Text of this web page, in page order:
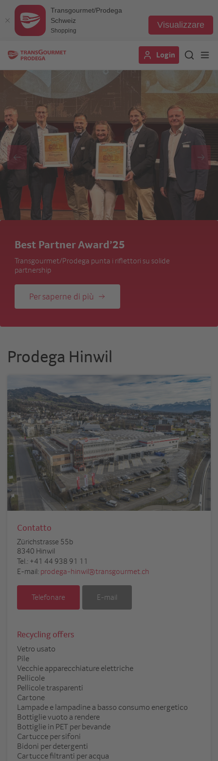
Transgourmet/Prodega
Schweiz
Shopping
Visualizzare
principale
Login
Best Partner Award’25
Transgourmet/Prodega punta i riflettori su solide
partnership
Per saperne di più
Prodega Hinwil
Contatto
Zürichstrasse 55b
8340 Hinwil
Tel.: +41 44 938 91 11
E-mail: prodega-hinwil@transgourmet.ch
Telefonare E-mail
Recycling offers
Vetro usato
Pile
Vecchie apparecchiature elettriche
Pellicole
Pellicole trasparenti
Cartone
Lampade e lampadine a basso consumo energetico
Bottiglie vuoto a rendere
Bottiglie in PET per bevande
Cartucce per sifoni
Bidoni per detergenti
Cartucce filtranti per acqua